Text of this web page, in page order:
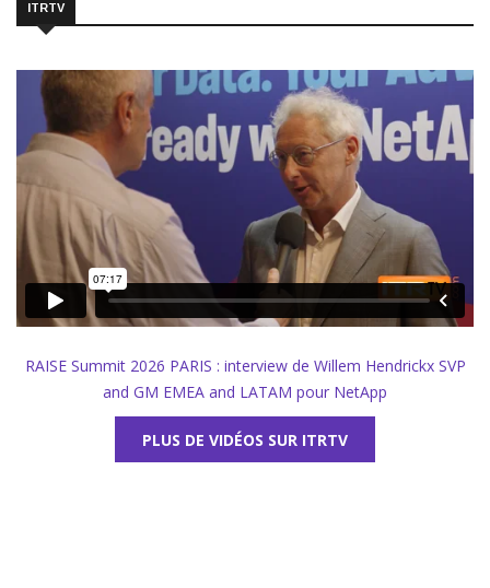
ITRTV
RAISE Summit 2026 PARIS : interview de Willem Hendrickx SVP
and GM EMEA and LATAM pour NetApp
PLUS DE VIDÉOS SUR ITRTV